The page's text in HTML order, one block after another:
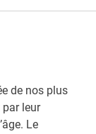
de nos plus
par leur
Le